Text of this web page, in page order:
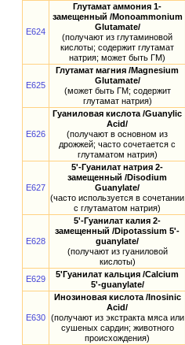
E624
Глутамат аммония 1-
замещенный /Monoammonium
Glutamate/
(получают из глутаминовой
кислоты; содержит глутамат
натрия; может быть ГМ)
E625
Глутамат магния /Magnesium
Glutamate/
(может быть ГМ; содержит
глутамат натрия)
E626
Гуаниловая кислота /Guanylic
Acid/
(получают в основном из
дрожжей; часто сочетается с
глутаматом натрия)
E627
5'-Гуанилат натрия 2-
замещенный /Disodium
Guanylate/
(часто используется в сочетании
с глутаматом натрия)
E628
5'-Гуанилат калия 2-
замещенный /Dipotassium 5'-
guanylate/
(получают из гуаниловой
кислоты)
E629
5'Гуанилат кальция /Calcium
5'-guanylate/
E630
Инозиновая кислота /Inosinic
Acid/
(получают из экстракта мяса или
сушеных сардин; животного
происхождения)